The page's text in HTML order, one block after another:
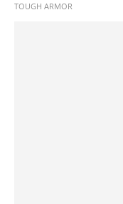
TOUGH ARMOR